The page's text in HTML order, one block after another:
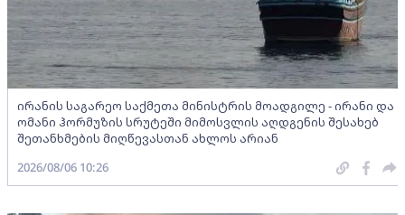
ირანის საგარეო საქმეთა მინისტრის მოადგილე - ირანი და
ომანი ჰორმუზის სრუტეში მიმოსვლის აღდგენის შესახებ
შეთანხმების მიღწევასთან ახლოს არიან
2026/08/06 10:26